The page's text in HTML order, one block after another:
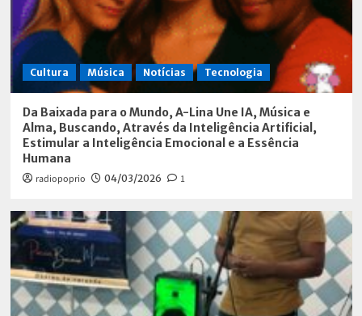
Cultura Música Notícias Tecnologia
Da Baixada para o Mundo, A-Lina Une IA, Música e
Alma, Buscando, Através da Inteligência Artificial,
Estimular a Inteligência Emocional e a Essência
Humana
radiopoprio 04/03/2026 1